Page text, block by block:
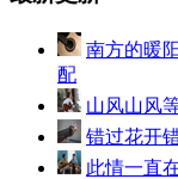
南方的暖
配
山风山风
错过花开
此情一直